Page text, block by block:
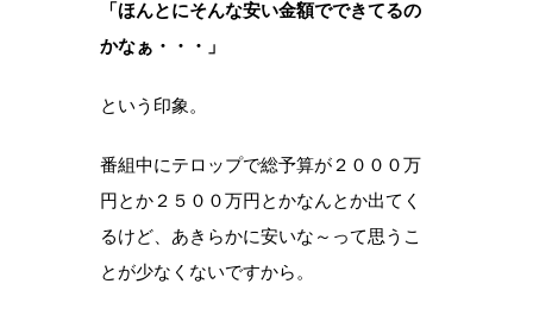
「ほんとにそんな安い金額でできてるの
かなぁ・・・」
という印象。
番組中にテロップで総予算が２０００万
円とか２５００万円とかなんとか出てく
るけど、あきらかに安いな～って思うこ
とが少なくないですから。